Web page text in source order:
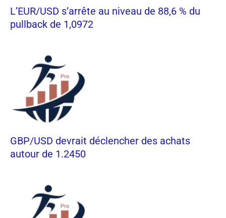
L’EUR/USD s’arrête au niveau de 88,6 % du
pullback de 1,0972
GBP/USD devrait déclencher des achats
autour de 1.2450